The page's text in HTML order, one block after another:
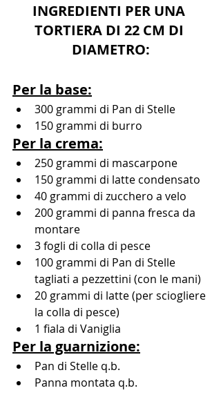
INGREDIENTI PER UNA
TORTIERA DI 22 CM DI
DIAMETRO:
Per la base:
300 grammi di Pan di Stelle
150 grammi di burro
Per la crema:
250 grammi di mascarpone
150 grammi di latte condensato
40 grammi di zucchero a velo
200 grammi di panna fresca da
montare
3 fogli di colla di pesce
100 grammi di Pan di Stelle
tagliati a pezzettini (con le mani)
20 grammi di latte (per sciogliere
la colla di pesce)
1 fiala di Vaniglia
Per la guarnizione:
Pan di Stelle q.b.
Panna montata q.b.